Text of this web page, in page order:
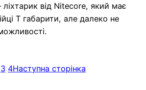
від Nitecore, який має
T габарити, але далеко не
3 4Наступна сторінка